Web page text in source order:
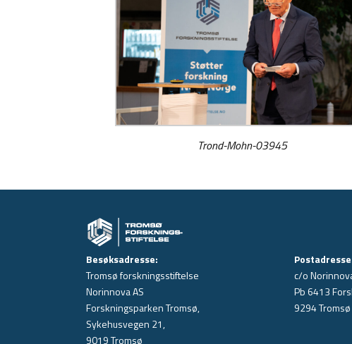
Trond-Mohn-03945
Besøksadresse:
Tromsø forskningsstiftelse
Norinnova AS
Forskningsparken Tromsø,
Sykehusvegen 21,
9019 Tromsø
c/o
Pb 6413
9294 Tromsø